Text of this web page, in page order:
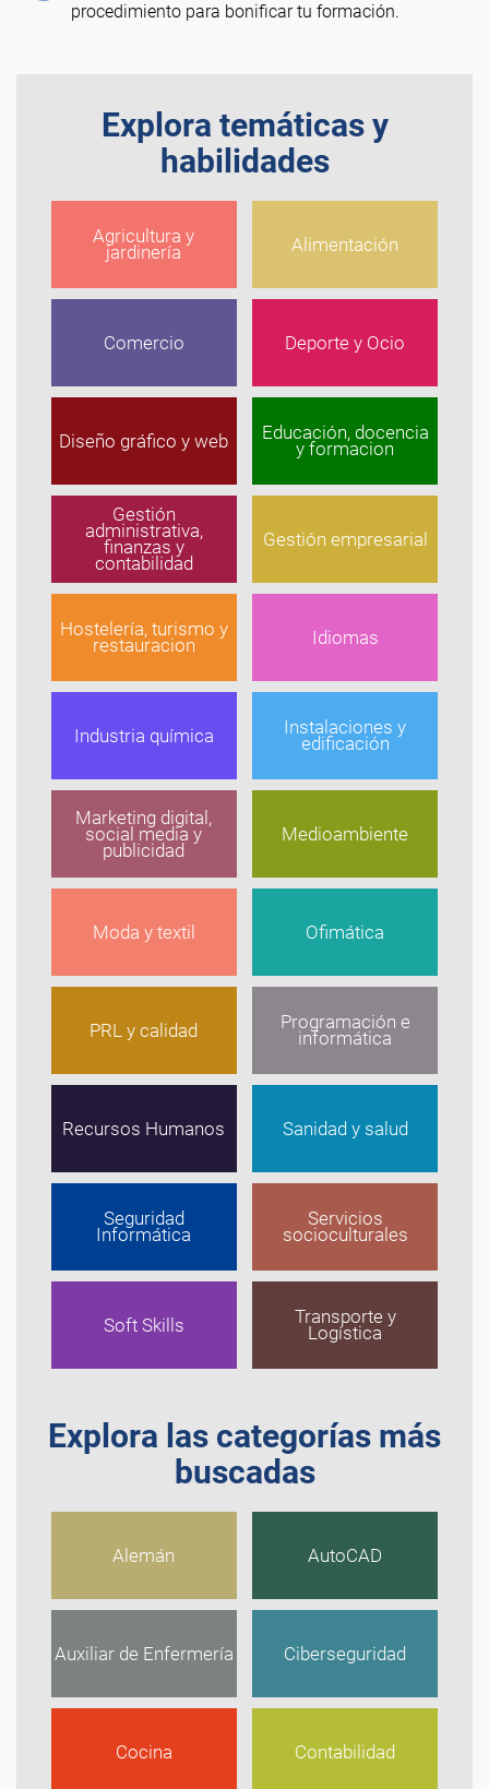
procedimiento para bonificar tu formación.
Explora temáticas y
habilidades
Agricultura y
jardinería Alimentación
Comercio Deporte y Ocio
Diseño gráfico y web Educación, docencia
y formacion
Gestión
administrativa,
finanzas y
contabilidad
Gestión empresarial
Hostelería, turismo y
restauracion Idiomas
Industria química Instalaciones y
edificación
Marketing digital,
social media y
publicidad
Medioambiente
Moda y textil Ofimática
PRL y calidad Programación e
informática
Recursos Humanos Sanidad y salud
Seguridad
Informática
Servicios
socioculturales
Soft Skills Transporte y
Logística
Explora las categorías más
buscadas
Alemán AutoCAD
Auxiliar de Enfermería Ciberseguridad
Cocina Contabilidad